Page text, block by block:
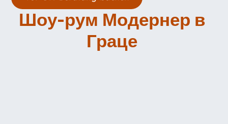
Шоу-рум Модернер в
Граце